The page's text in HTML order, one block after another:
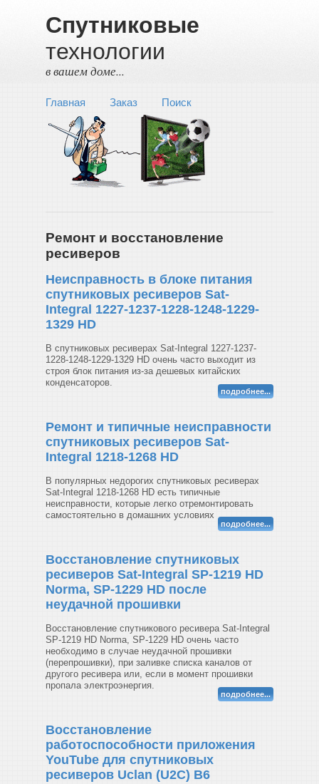
Спутниковые
технологии
в вашем доме...
Главная Заказ Поиск
Ремонт и восстановление
ресиверов
Неисправность в блоке питания
спутниковых ресиверов Sat-
Integral 1227-1237-1228-1248-1229-
1329 HD
В спутниковых ресиверах Sat-Integral 1227-1237-
1228-1248-1229-1329 HD очень часто выходит из
строя блок питания из-за дешевых китайских
конденсаторов.
подробнее...
Ремонт и типичные неисправности
спутниковых ресиверов Sat-
Integral 1218-1268 HD
В популярных недорогих спутниковых ресиверах
Sat-Integral 1218-1268 HD есть типичные
неисправности, которые легко отремонтировать
самостоятельно в домашних условиях
подробнее...
Восстановление спутниковых
ресиверов Sat-Integral SP-1219 HD
Norma, SP-1229 HD после
неудачной прошивки
Восстановление спутникового ресивера Sat-Integral
SP-1219 HD Norma, SP-1229 HD очень часто
необходимо в случае неудачной прошивки
(перепрошивки), при заливке списка каналов от
другого ресивера или, если в момент прошивки
пропала электроэнергия.
подробнее...
Восстановление
работоспособности приложения
YouTube для спутниковых
ресиверов Uclan (U2C) B6